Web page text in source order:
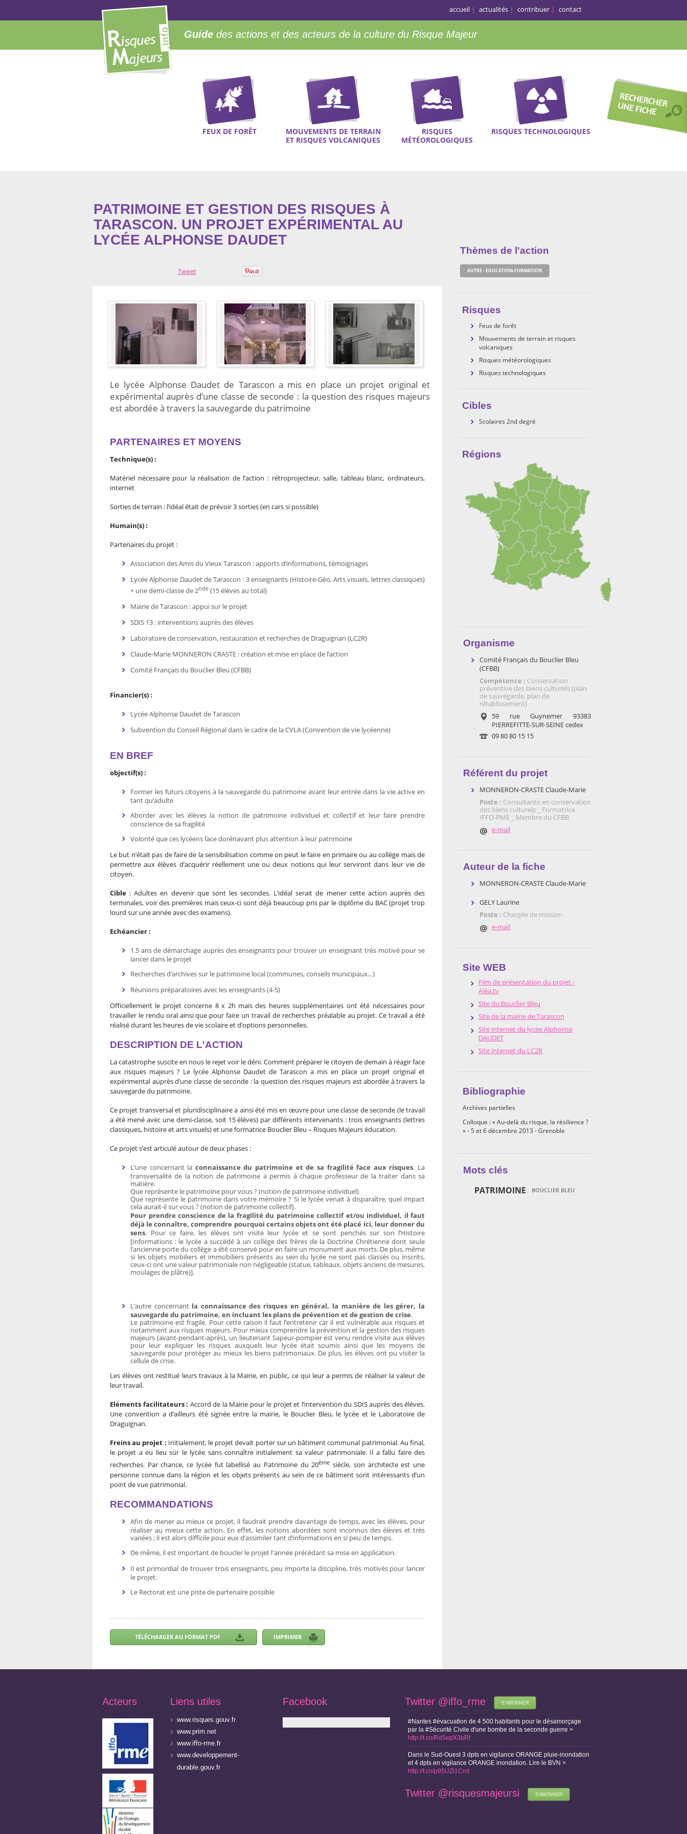
accueil actualités contribuer contact
Guide des actions et des acteurs de la culture du Risque Majeur
FEUX DE FORÊT
MOUVEMENTS DE TERRAIN
ET RISQUES VOLCANIQUES
RISQUES
MÉTÉOROLOGIQUES
RISQUES TECHNOLOGIQUES
PATRIMOINE ET GESTION DES RISQUES À
TARASCON. UN PROJET EXPÉRIMENTAL AU
LYCÉE ALPHONSE DAUDET
Tweet
Le lycée Alphonse Daudet de Tarascon a mis en place un projet original et
expérimental auprès d’une classe de seconde : la question des risques majeurs
est abordée à travers la sauvegarde du patrimoine
PARTENAIRES ET MOYENS
Technique(s) :
Matériel nécessaire pour la réalisation de l’action : rétroprojecteur, salle, tableau blanc, ordinateurs,
internet
Sorties de terrain : l’idéal était de prévoir 3 sorties (en cars si possible)
Humain(s) :
Partenaires du projet :
Association des Amis du Vieux Tarascon : apports d’informations, témoignages
Lycée Alphonse Daudet de Tarascon : 3 enseignants (Histoire-Géo, Arts visuels, lettres classiques)
+ une demi-classe de 2nde (15 élèves au total)
Mairie de Tarascon : appui sur le projet
SDIS 13 : interventions auprès des élèves
Laboratoire de conservation, restauration et recherches de Draguignan (LC2R)
Claude-Marie MONNERON CRASTE : création et mise en place de l’action
Comité Français du Bouclier Bleu (CFBB)
Financier(s) :
Lycée Alphonse Daudet de Tarascon
Subvention du Conseil Régional dans le cadre de la CVLA (Convention de vie lycéenne)
EN BREF
objectif(s) :
Former les futurs citoyens à la sauvegarde du patrimoine avant leur entrée dans la vie active en
tant qu’adulte
Aborder avec les élèves la notion de patrimoine individuel et collectif et leur faire prendre
conscience de sa fragilité
Volonté que ces lycéens face dorénavant plus attention à leur patrimoine
Le but n’était pas de faire de la sensibilisation comme on peut le faire en primaire ou au collège mais de
permettre aux élèves d’acquérir réellement une ou deux notions qui leur serviront dans leur vie de
citoyen.
Cible : Adultes en devenir que sont les secondes. L’idéal serait de mener cette action auprès des
terminales, voir des premières mais ceux-ci sont déjà beaucoup pris par le diplôme du BAC (projet trop
lourd sur une année avec des examens).
Echéancier :
1.5 ans de démarchage auprès des enseignants pour trouver un enseignant très motivé pour se
lancer dans le projet
Recherches d’archives sur le patrimoine local (communes, conseils municipaux…)
Réunions préparatoires avec les enseignants (4-5)
Officiellement le projet concerne 8 x 2h mais des heures supplémentaires ont été nécessaires pour
travailler le rendu oral ainsi que pour faire un travail de recherches préalable au projet. Ce travail a été
réalisé durant les heures de vie scolaire et d’options personnelles.
DESCRIPTION DE L'ACTION
La catastrophe suscite en nous le rejet voir le déni. Comment préparer le citoyen de demain à réagir face
aux risques majeurs ? Le lycée Alphonse Daudet de Tarascon a mis en place un projet original et
expérimental auprès d’une classe de seconde : la question des risques majeurs est abordée à travers la
sauvegarde du patrimoine.
Ce projet transversal et pluridisciplinaire a ainsi été mis en œuvre pour une classe de seconde (le travail
a été mené avec une demi-classe, soit 15 élèves) par différents intervenants : trois enseignants (lettres
classiques, histoire et arts visuels) et une formatrice Bouclier Bleu – Risques Majeurs éducation.
Ce projet s’est articulé autour de deux phases :
L’une concernant la connaissance du patrimoine et de sa fragilité face aux risques. La
transversalité de la notion de patrimoine a permis à chaque professeur de la traiter dans sa
matière.
Que représente le patrimoine pour vous ? (notion de patrimoine individuel)
Que représente le patrimoine dans votre mémoire ? Si le lycée venait à disparaître, quel impact
cela aurait-il sur vous ? (notion de patrimoine collectif).
Pour prendre conscience de la fragilité du patrimoine collectif et/ou individuel, il faut
déjà le connaître, comprendre pourquoi certains objets ont été placé ici, leur donner du
sens. Pour ce faire, les élèves ont visité leur lycée et se sont penchés sur son l’Histoire
[Informations : le lycée a succédé à un collège des frères de la Doctrine Chrétienne dont seule
l’ancienne porte du collège a été conservé pour en faire un monument aux morts. De plus, même
si les objets mobiliers et immobiliers présents au sein du lycée ne sont pas classés ou inscrits,
ceux-ci ont une valeur patrimoniale non négligeable (statue, tableaux, objets anciens de mesures,
moulages de plâtre)].
L’autre concernant la connaissance des risques en général, la manière de les gérer, la
sauvegarde du patrimoine, en incluant les plans de prévention et de gestion de crise.
Le patrimoine est fragile. Pour cette raison il faut l’entretenir car il est vulnérable aux risques et
notamment aux risques majeurs. Pour mieux comprendre la prévention et la gestion des risques
majeurs (avant-pendant-après), un lieutenant Sapeur-pompier est venu rendre visite aux élèves
pour leur expliquer les risques auxquels leur lycée était soumis ainsi que les moyens de
sauvegarde pour protéger au mieux les biens patrimoniaux. De plus, les élèves ont pu visiter la
cellule de crise.
Les élèves ont restitué leurs travaux à la Mairie, en public, ce qui leur a permis de réaliser la valeur de
leur travail.
Eléments facilitateurs : Accord de la Mairie pour le projet et l’intervention du SDIS auprès des élèves.
Une convention a d’ailleurs été signée entre la mairie, le Bouclier Bleu, le lycée et le Laboratoire de
Draguignan.
Freins au projet : Initialement, le projet devait porter sur un bâtiment communal patrimonial. Au final,
le projet a eu lieu sur le lycée sans connaître initialement sa valeur patrimoniale. Il a fallu faire des
recherches. Par chance, ce lycée fut labellisé au Patrimoine du 20ème siècle, son architecte est une
personne connue dans la région et les objets présents au sein de ce bâtiment sont intéressants d’un
point de vue patrimonial.
RECOMMANDATIONS
Afin de mener au mieux ce projet, il faudrait prendre davantage de temps, avec les élèves, pour
réaliser au mieux cette action. En effet, les notions abordées sont inconnus des élèves et très
variées ; il est alors difficile pour eux d’assimiler tant d’informations en si peu de temps.
De même, il est important de boucler le projet l'année précédant sa mise en application.
Il est primordial de trouver trois enseignants, peu importe la discipline, très motivés pour lancer
le projet.
Le Rectorat est une piste de partenaire possible
Thèmes de l'action
AUTRE : EDUCATION-FORMATION
Risques
Feux de forêt
Mouvements de terrain et risques
volcaniques
Risques météorologiques
Risques technologiques
Cibles
Scolaires 2nd degré
Régions
Organisme
Comité Français du Bouclier Bleu
(CFBB)
Compétence : Conservation
préventive des biens culturels (plan
de sauvegarde, plan de
rétablissement)
59 rue Guynemer 93383
PIERREFITTE-SUR-SEINE cedex
09 80 80 15 15
Référent du projet
MONNERON-CRASTE Claude-Marie
Poste : Consultante en conservation
des biens culturels _ Formatrice
IFFO-RME _ Membre du CFBB
e-mail
Auteur de la fiche
MONNERON-CRASTE Claude-Marie
GELY Laurine
Poste : Chargée de mission
e-mail
Site WEB
Film de présentation du projet -
Aléa.tv
Site du Bouclier Bleu
Site de la mairie de Tarascon
Site internet du lycée Alphonse
DAUDET
Site internet du LC2R
Bibliographie
Archives partielles
Colloque : « Au-delà du risque, la résilience ?
» - 5 et 6 décembre 2013 - Grenoble
Mots clés
PATRIMOINE BOUCLIER BLEU
Acteurs Liens utiles
www.risques.gouv.fr
www.prim.net
www.iffo-rme.fr
www.developpement-
durable.gouv.fr
Facebook Twitter @iffo_rme S'ABONNER
#Nantes #évacuation de 4 500 habitants pour le désamorçage
par la #Sécurité Civile d'une bombe de la seconde guerre >
http://t.co/Rd5epX3bRf
Dans le Sud-Ouest 3 dpts en vigilance ORANGE pluie-inondation
et 4 dpts en vigilance ORANGE inondation. Lire le BVN >
http://t.co/p95UZi1Cmt
Twitter @risquesmajeursi S'ABONNER